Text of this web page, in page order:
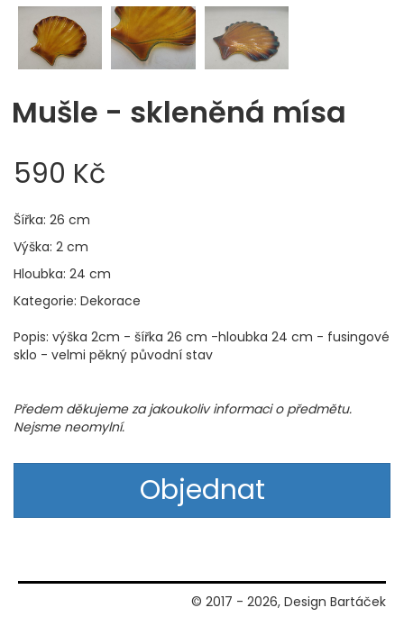
Mušle - skleněná mísa
590 Kč
Šířka: 26 cm
Výška: 2 cm
Hloubka: 24 cm
Kategorie: Dekorace
Popis: výška 2cm - šířka 26 cm -hloubka 24 cm - fusingové
sklo - velmi pěkný původní stav
Předem děkujeme za jakoukoliv informaci o předmětu.
Nejsme neomylní.
Objednat
© 2017 - 2026, Design Bartáček